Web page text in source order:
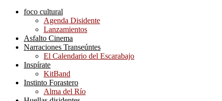
foco cultural
Agenda Disidente
Lanzamientos
Asfalto Cinema
Narraciones Transeúntes
El Calendario del Escarabajo
Inspírate
KitBand
Instinto Forastero
Alma del Río